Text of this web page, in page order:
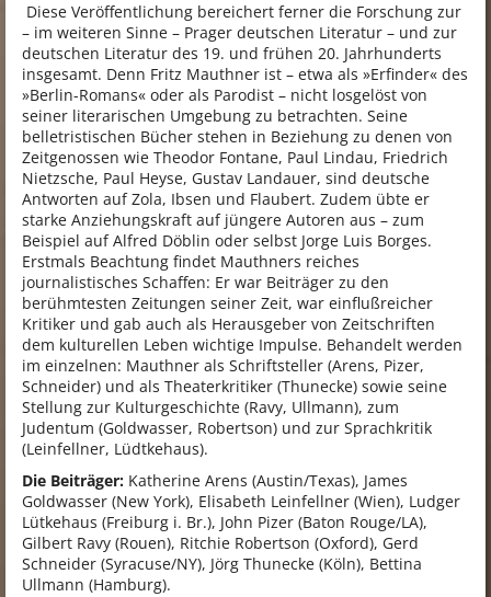
Diese Veröffentlichung bereichert ferner die Forschung zur
– im weiteren Sinne – Prager deutschen Literatur – und zur
deutschen Literatur des 19. und frühen 20. Jahrhunderts
insgesamt. Denn Fritz Mauthner ist – etwa als »Erfinder« des
»Berlin-Romans« oder als Parodist – nicht losgelöst von
seiner literarischen Umgebung zu betrachten. Seine
belletristischen Bücher stehen in Beziehung zu denen von
Zeitgenossen wie Theodor Fontane, Paul Lindau, Friedrich
Nietzsche, Paul Heyse, Gustav Landauer, sind deutsche
Antworten auf Zola, Ibsen und Flaubert. Zudem übte er
starke Anziehungskraft auf jüngere Autoren aus – zum
Beispiel auf Alfred Döblin oder selbst Jorge Luis Borges.
Erstmals Beachtung findet Mauthners reiches
journalistisches Schaffen: Er war Beiträger zu den
berühmtesten Zeitungen seiner Zeit, war einflußreicher
Kritiker und gab auch als Herausgeber von Zeitschriften
dem kulturellen Leben wichtige Impulse. Behandelt werden
im einzelnen: Mauthner als Schriftsteller (Arens, Pizer,
Schneider) und als Theaterkritiker (Thunecke) sowie seine
Stellung zur Kulturgeschichte (Ravy, Ullmann), zum
Judentum (Goldwasser, Robertson) und zur Sprachkritik
(Leinfellner, Lüdtkehaus).
Die Beiträger: Katherine Arens (Austin/Texas), James
Goldwasser (New York), Elisabeth Leinfellner (Wien), Ludger
Lütkehaus (Freiburg i. Br.), John Pizer (Baton Rouge/LA),
Gilbert Ravy (Rouen), Ritchie Robertson (Oxford), Gerd
Schneider (Syracuse/NY), Jörg Thunecke (Köln), Bettina
Ullmann (Hamburg).